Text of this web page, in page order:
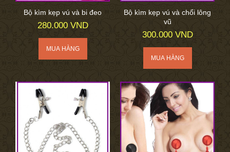
Bộ kìm kẹp vú và bi đeo
280.000 VND
Bộ kìm kẹp vú và chổi lông
vũ
300.000 VND